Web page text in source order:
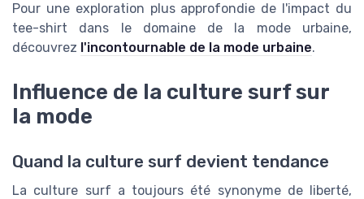
Pour une exploration plus approfondie de l'impact du
tee-shirt dans le domaine de la mode urbaine,
découvrez l'incontournable de la mode urbaine.
Influence de la culture surf sur
la mode
Quand la culture surf devient tendance
La culture surf a toujours été synonyme de liberté,